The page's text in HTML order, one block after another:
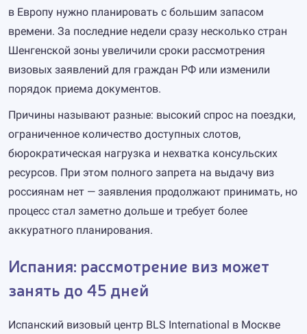
в Европу нужно планировать с большим запасом
времени. За последние недели сразу несколько стран
Шенгенской зоны увеличили сроки рассмотрения
визовых заявлений для граждан РФ или изменили
порядок приема документов.
Причины называют разные: высокий спрос на поездки,
ограниченное количество доступных слотов,
бюрократическая нагрузка и нехватка консульских
ресурсов. При этом полного запрета на выдачу виз
россиянам нет — заявления продолжают принимать, но
процесс стал заметно дольше и требует более
аккуратного планирования.
Испания: рассмотрение виз может
занять до 45 дней
Испанский визовый центр BLS International в Москве